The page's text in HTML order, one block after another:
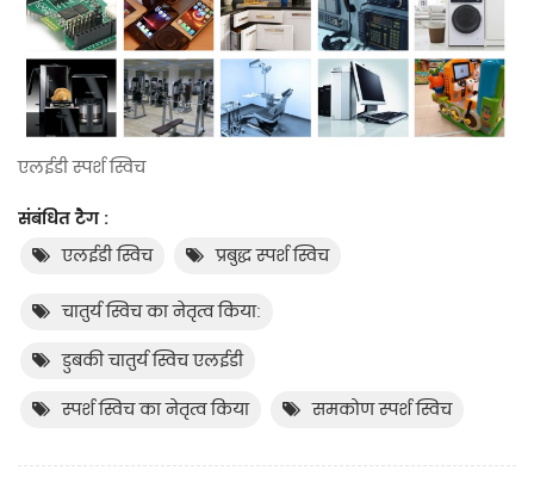
एलईडी स्पर्श स्विच
संबंधित टैग :
एलईडी स्विच
प्रबुद्ध स्पर्श स्विच
चातुर्य स्विच का नेतृत्व किया:
डुबकी चातुर्य स्विच एलईडी
स्पर्श स्विच का नेतृत्व किया
समकोण स्पर्श स्विच